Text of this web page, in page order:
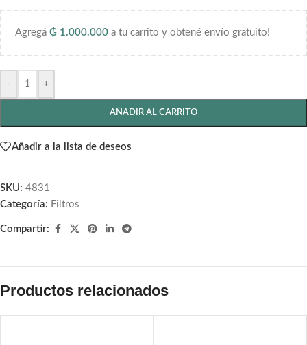
Agregá ₲ 1.000.000 a tu carrito y obtené envío gratuito!
- +
AÑADIR AL CARRITO
Añadir a la lista de deseos
SKU: 4831
Categoría: Filtros
Compartir:
Productos relacionados